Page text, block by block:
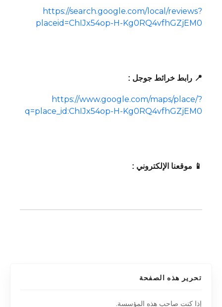
https://search.google.com/local/reviews?
placeid=ChIJx54op-H-Kg0RQ4vfhGZjEM0
📍 رابط خرائط جوجل :
https://www.google.com/maps/place/?
q=place_id:ChIJx54op-H-Kg0RQ4vfhGZjEM0
📱 موقعنا الإلكتروني :
تحرير هذه الصفحة
إذا كنت صاحب هذه المؤسسة.